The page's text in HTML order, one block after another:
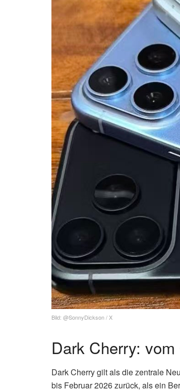
Bild: @SonnyDickson / X
Dark Cherry:
Dark Cherry gilt als die zentrale
bis Februar 2026 zurück, als ein